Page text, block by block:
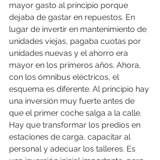
mayor gasto al principio porque
dejaba de gastar en repuestos. En
lugar de invertir en mantenimiento de
unidades viejas, pagaba cuotas por
unidades nuevas y el ahorro era
mayor en los primeros años. Ahora,
con los ómnibus eléctricos, el
esquema es diferente. Al principio hay
una inversión muy fuerte antes de
que el primer coche salga a la calle.
Hay que transformar los predios en
estaciones de carga, capacitar al
personal y adecuar los talleres. Es